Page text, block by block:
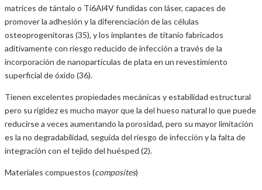
matrices de tántalo o Ti6Al4V fundidas con láser, capaces de
promover la adhesión y la diferenciación de las células
osteoprogenitoras (35), y los implantes de titanio fabricados
aditivamente con riesgo reducido de infección a través de la
incorporación de nanopartículas de plata en un revestimiento
superficial de óxido (36).
Tienen excelentes propiedades mecánicas y estabilidad estructural
pero su rigidez es mucho mayor que la del hueso natural lo que puede
reducirse a veces aumentando la porosidad, pero su mayor limitación
es la no degradabilidad, seguida del riesgo de infección y la falta de
integración con el tejido del huésped (2).
Materiales compuestos (composites)